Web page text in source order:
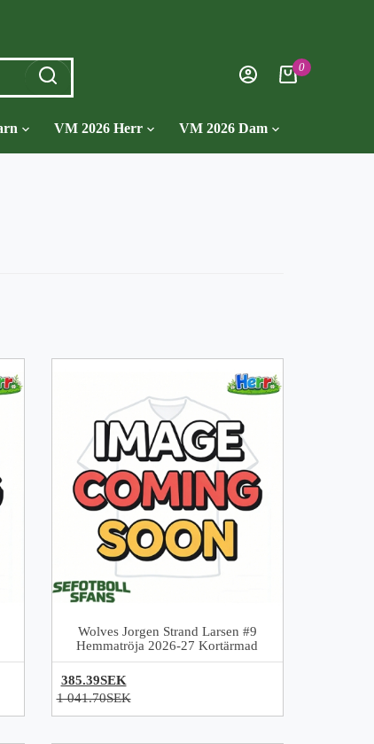
0
VM 2026 Herr VM 2026 Dam
Wolves Jorgen Strand Larsen #9
Hemmatröja 2026-27 Kortärmad
385.39SEK
1 041.70SEK